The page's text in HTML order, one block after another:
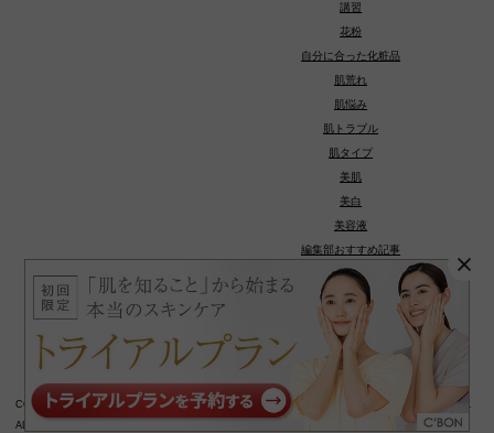
講習
花粉
自分に合った化粧品
肌荒れ
肌悩み
肌トラブル
肌タイプ
美肌
美白
美容液
編集部おすすめ記事
種類
COPYRIGHT © 若々しい美肌へ導くスキンケアお役立ちメディア：シーボンビューティージャーナル.
ALL RIGHTS RESERVED.